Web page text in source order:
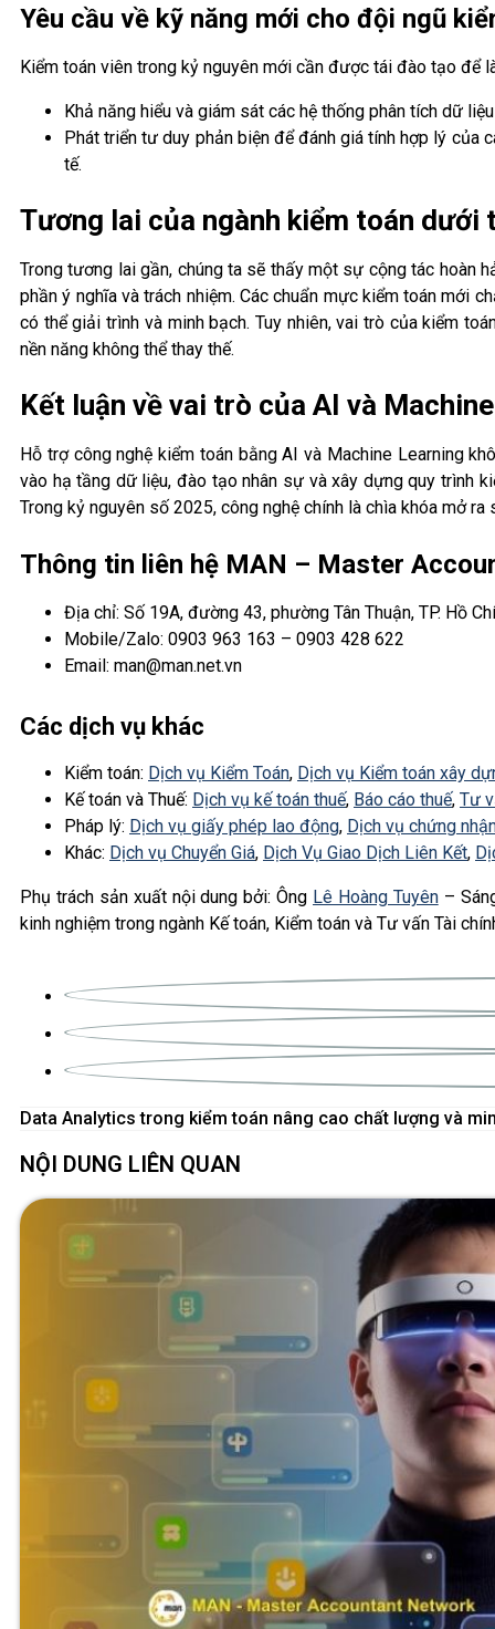
Yêu cầu về kỹ năng mới cho đội ngũ
Kiểm toán viên trong kỷ nguyên mới cần được tái đào tạo để
Khả năng hiểu và giám sát các hệ thống phân tích dữ
Phát triển tư duy phản biện để đánh giá tính hợp lý
tế.
Tương lai của ngành kiểm toán dưới
Trong tương lai gần, chúng ta sẽ thấy một sự cộng tác hoàn
phần ý nghĩa và trách nhiệm. Các chuẩn mực kiểm toán mới
có thể giải trình và minh bạch. Tuy nhiên, vai trò của kiểm
nền năng không thể thay thế.
Kết luận về vai trò của AI và
Hỗ trợ công nghệ kiểm toán bằng AI và Machine Learning
vào hạ tầng dữ liệu, đào tạo nhân sự và xây dựng quy trình
Trong kỷ nguyên số 2025, công nghệ chính là chìa khóa mở
Thông tin liên hệ MAN – Master
Địa chỉ: Số 19A, đường 43, phường Tân Thuận, TP. Hồ
Mobile/Zalo: 0903 963 163 – 0903 428 622
Email: man@man.net.vn
Các dịch vụ khác
Kiểm toán: Dịch vụ Kiểm Toán, Dịch vụ Kiểm toán xây
Kế toán và Thuế: Dịch vụ kế toán thuế, Báo cáo thuế, Tư
Pháp lý: Dịch vụ giấy phép lao động, Dịch vụ chứng
Khác: Dịch vụ Chuyển Giá, Dịch Vụ Giao Dịch Liên Kết,
Phụ trách sản xuất nội dung bởi: Ông Lê Hoàng Tuyên–
kinh nghiệm trong ngành Kế toán, Kiểm toán và Tư vấn Tài
NỘI DUNG LIÊN QUAN